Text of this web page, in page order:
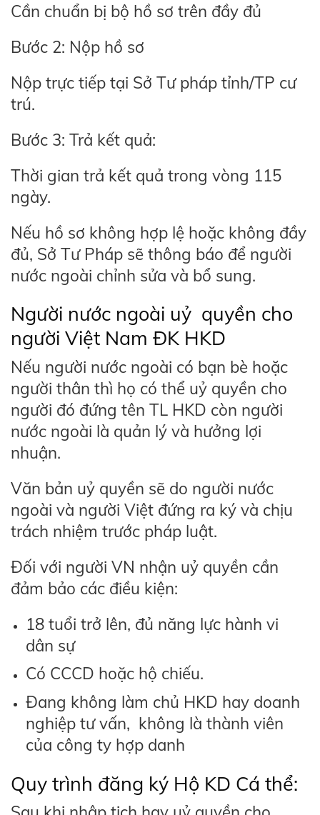
Cần chuẩn bị bộ hồ sơ trên đầy đủ
Bước 2: Nộp hồ sơ
Nộp trực tiếp tại Sở Tư pháp tỉnh/TP cư
trú.
Bước 3: Trả kết quả:
Thời gian trả kết quả trong vòng 115
ngày.
Nếu hồ sơ không hợp lệ hoặc không đầy
đủ, Sở Tư Pháp sẽ thông báo để người
nước ngoài chỉnh sửa và bổ sung.
Người nước ngoài uỷ quyền cho
người Việt Nam ĐK HKD
Nếu người nước ngoài có bạn bè hoặc
người thân thì họ có thể uỷ quyền cho
người đó đứng tên TL HKD còn người
nước ngoài là quản lý và hưởng lợi
nhuận.
Văn bản uỷ quyền sẽ do người nước
ngoài và người Việt đứng ra ký và chịu
trách nhiệm trước pháp luật.
Đối với người VN nhận uỷ quyền cần
đảm bảo các điều kiện:
18 tuổi trở lên, đủ năng lực hành vi
dân sự
Có CCCD hoặc hộ chiếu.
Đang không làm chủ HKD hay doanh
nghiệp tư vấn, không là thành viên
của công ty hợp danh
Quy trình đăng ký Hộ KD Cá thể: